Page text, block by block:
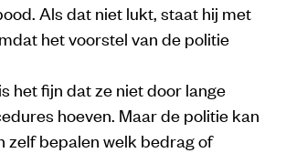
Als dat niet lukt, staat hij met
het voorstel van de politie
het fijn dat ze niet door lange
hoeven. Maar de politie kan
zelf bepalen welk bedrag of